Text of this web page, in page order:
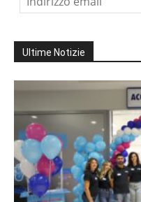
Ultime Notizie